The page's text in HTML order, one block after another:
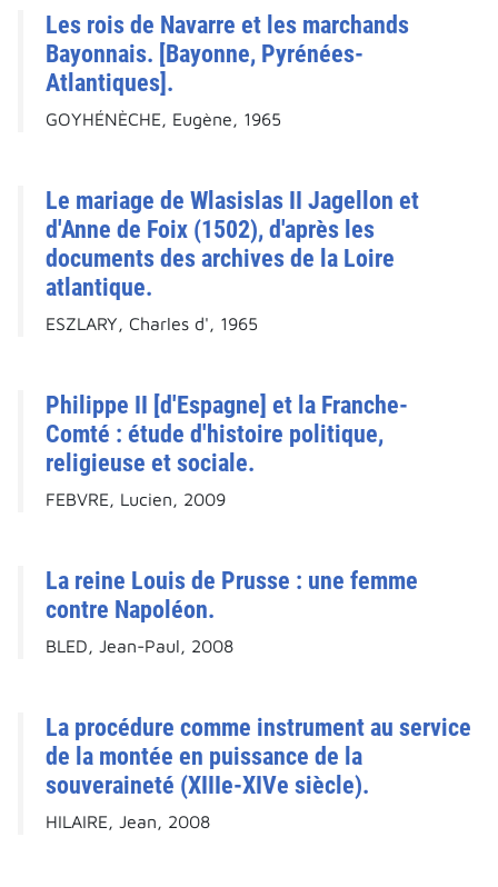
Les rois de Navarre et les marchands
Bayonnais. [Bayonne, Pyrénées-
Atlantiques].
GOYHÉNÈCHE, Eugène, 1965
Le mariage de Wlasislas II Jagellon et
d'Anne de Foix (1502), d'après les
documents des archives de la Loire
atlantique.
ESZLARY, Charles d', 1965
Philippe II [d'Espagne] et la Franche-
Comté : étude d'histoire politique,
religieuse et sociale.
FEBVRE, Lucien, 2009
La reine Louis de Prusse : une femme
contre Napoléon.
BLED, Jean-Paul, 2008
La procédure comme instrument au service
de la montée en puissance de la
souveraineté (XIIIe-XIVe siècle).
HILAIRE, Jean, 2008